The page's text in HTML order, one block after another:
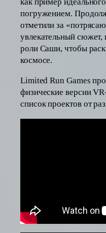
как пример
погружением.
отметили за
увлекательный сюжет,
роли Саши, чтобы
космосе.
Limited Run Games
физические версии
список проектов от